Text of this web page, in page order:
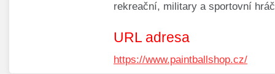
rekreační, military a sportovní
URL adresa
https://www.paintballshop.cz/